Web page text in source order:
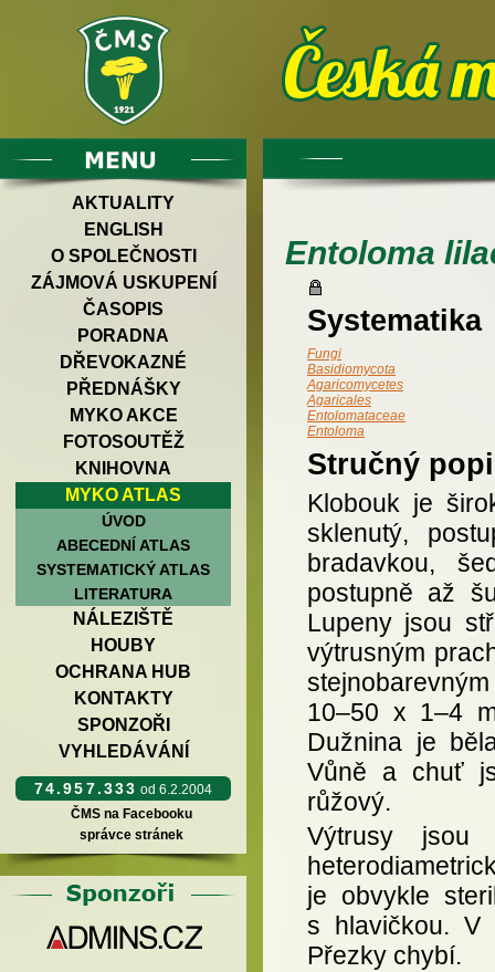
AKTUALITY
ENGLISH
O SPOLEČNOSTI
ZÁJMOVÁ USKUPENÍ
ČASOPIS
PORADNA
DŘEVOKAZNÉ
PŘEDNÁŠKY
MYKO AKCE
FOTOSOUTĚŽ
KNIHOVNA
MYKO ATLAS
ÚVOD
ABECEDNÍ ATLAS
SYSTEMATICKÝ ATLAS
LITERATURA
NÁLEZIŠTĚ
HOUBY
OCHRANA HUB
KONTAKTY
SPONZOŘI
VYHLEDÁVÁNÍ
74.957.333 od 6.2.2004
ČMS na Facebooku
správce stránek
Entoloma
Systematika
Fungi
Basidiomycota
Agaricomycetes
Agaricales
Entolomataceae
Entoloma
Stručný
Klobouk je
sklenutý,
bradavkou,
postupně až
Lupeny jsou
výtrusným
10–50 x 1–4
Dužnina je
Vůně a chuť
růžový.
Výtrusy
je obvykle
s hlavičkou. V
Přezky chybí.